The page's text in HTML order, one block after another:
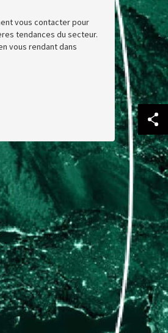
vous contacter pour
tendances du secteur.
vous rendant dans